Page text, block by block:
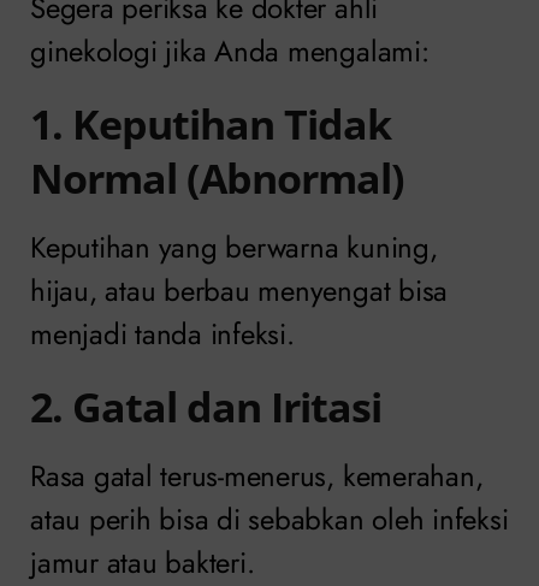
ginekologi jika Anda mengalami:
1. Keputihan Tidak
Normal (Abnormal)
Keputihan yang berwarna kuning,
hijau, atau berbau menyengat bisa
menjadi tanda infeksi.
2. Gatal dan Iritasi
Rasa gatal terus-menerus, kemerahan,
atau perih bisa di sebabkan oleh infeksi
jamur atau bakteri.